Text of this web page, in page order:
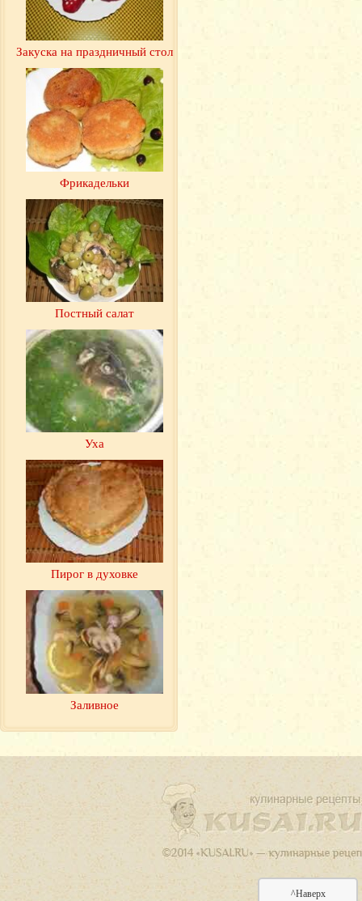
Закуска на праздничный стол
Фрикадельки
Постный салат
Уха
Пирог в духовке
Заливное
^Наверх